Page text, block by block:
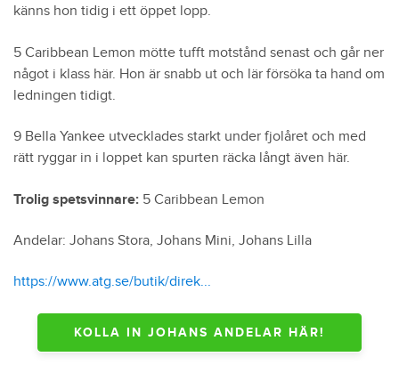
känns hon tidig i ett öppet lopp.
5 Caribbean Lemon mötte tufft motstånd senast och går ner
något i klass här. Hon är snabb ut och lär försöka ta hand om
ledningen tidigt.
9 Bella Yankee utvecklades starkt under fjolåret och med
rätt ryggar in i loppet kan spurten räcka långt även här.
Trolig spetsvinnare: 5 Caribbean Lemon
Andelar: Johans Stora, Johans Mini, Johans Lilla
https://www.atg.se/butik/direk...
KOLLA IN JOHANS ANDELAR HÄR!